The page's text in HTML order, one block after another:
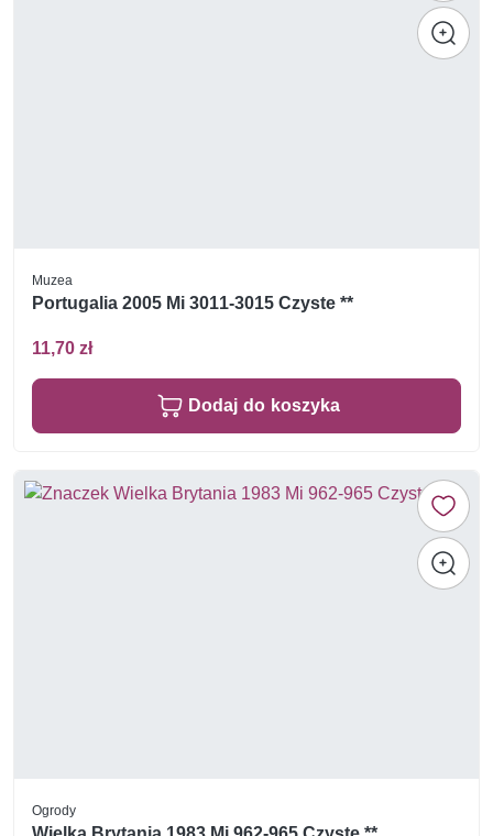
Muzea
Portugalia 2005 Mi 3011-3015 Czyste **
11,70 zł
Dodaj do koszyka
Ogrody